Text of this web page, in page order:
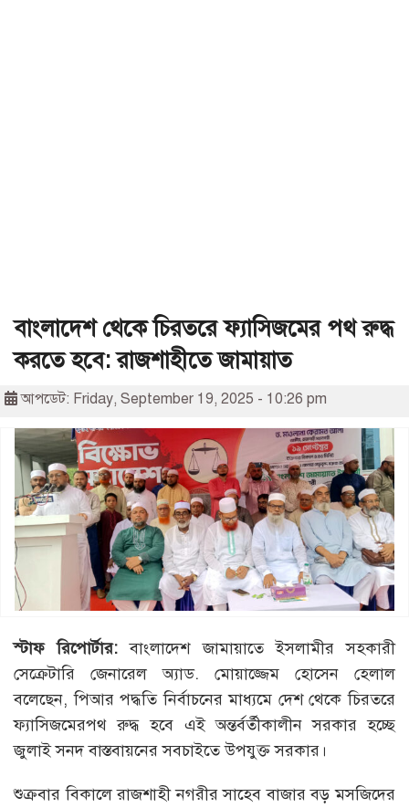
বাংলাদেশ থেকে চিরতরে ফ্যাসিজমের পথ রুদ্ধ
করতে হবে: রাজশাহীতে জামায়াত
আপডেট: Friday, September 19, 2025 - 10:26 pm
স্টাফ রিপোর্টার: বাংলাদেশ জামায়াতে ইসলামীর সহকারী
সেক্রেটারি জেনারেল অ্যাড. মোয়াজ্জেম হোসেন হেলাল
বলেছেন, পিআর পদ্ধতি নির্বাচনের মাধ্যমে দেশ থেকে চিরতরে
ফ্যাসিজমেরপথ রুদ্ধ হবে এই অন্তর্বর্তীকালীন সরকার হচ্ছে
জুলাই সনদ বাস্তবায়নের সবচাইতে উপযুক্ত সরকার।
শুক্রবার বিকালে রাজশাহী নগরীর সাহেব বাজার বড় মসজিদের